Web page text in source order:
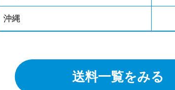
沖縄
送料一覧をみる